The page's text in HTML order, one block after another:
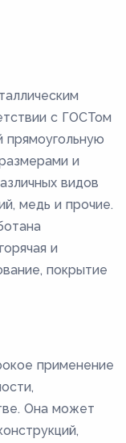
с ГОСТом
прямоугольную
и
видов
медь и прочие.
и
покрытие
применение
Она может